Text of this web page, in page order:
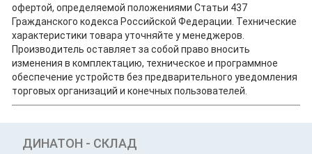
офертой, определяемой положениями Статьи 437
Гражданского кодекса Российской Федерации. Технические
характеристики товара уточняйте у менеджеров.
Производитель оставляет за собой право вносить
изменения в комплектацию, техническое и программное
обеспечение устройств без предварительного уведомления
торговых организаций и конечных пользователей.
ДИНАТОН - СКЛАД